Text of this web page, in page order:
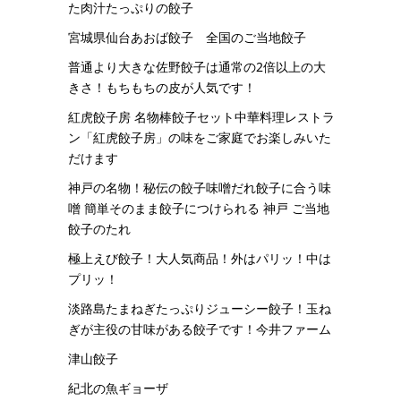
た肉汁たっぷりの餃子
宮城県仙台あおば餃子 全国のご当地餃子
普通より大きな佐野餃子は通常の2倍以上の大
きさ！もちもちの皮が人気です！
紅虎餃子房 名物棒餃子セット中華料理レストラ
ン「紅虎餃子房」の味をご家庭でお楽しみいた
だけます
神戸の名物！秘伝の餃子味噌だれ餃子に合う味
噌 簡単そのまま餃子につけられる 神戸 ご当地
餃子のたれ
極上えび餃子！大人気商品！外はパリッ！中は
プリッ！
淡路島たまねぎたっぷりジューシー餃子！玉ね
ぎが主役の甘味がある餃子です！今井ファーム
津山餃子
紀北の魚ギョーザ